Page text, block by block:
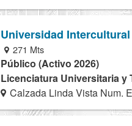
Universidad
271 Mts
Público (Activo 2026)
Licenciatura Universitaria
Calzada Linda Vista Num.